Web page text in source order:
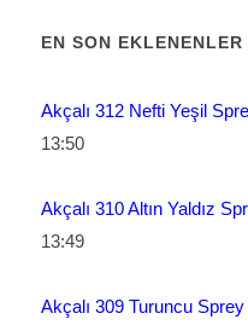
EN SON EKLENENLER
Akçalı 312 Nefti Yeşil
13:50
Akçalı 310 Altın Yaldız
13:49
Akçalı 309 Turuncu